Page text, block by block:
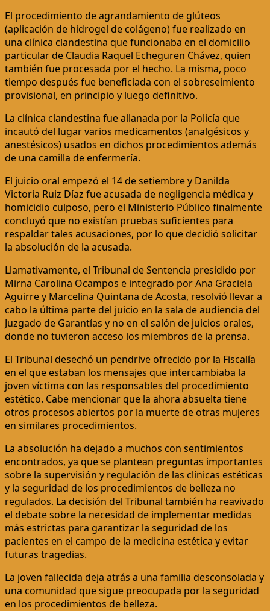
El procedimiento de agrandamiento de glúteos
(aplicación de hidrogel de colágeno) fue realizado en
una clínica clandestina que funcionaba en el domicilio
particular de Claudia Raquel Echeguren Chávez, quien
también fue procesada por el hecho. La misma, poco
tiempo después fue beneficiada con el sobreseimiento
provisional, en principio y luego definitivo.
La clínica clandestina fue allanada por la Policía que
incautó del lugar varios medicamentos (analgésicos y
anestésicos) usados en dichos procedimientos además
de una camilla de enfermería.
El juicio oral empezó el 14 de setiembre y Danilda
Victoria Ruiz Díaz fue acusada de negligencia médica y
homicidio culposo, pero el Ministerio Público finalmente
concluyó que no existían pruebas suficientes para
respaldar tales acusaciones, por lo que decidió solicitar
la absolución de la acusada.
Llamativamente, el Tribunal de Sentencia presidido por
Mirna Carolina Ocampos e integrado por Ana Graciela
Aguirre y Marcelina Quintana de Acosta, resolvió llevar a
cabo la última parte del juicio en la sala de audiencia del
Juzgado de Garantías y no en el salón de juicios orales,
donde no tuvieron acceso los miembros de la prensa.
El Tribunal desechó un pendrive ofrecido por la Fiscalía
en el que estaban los mensajes que intercambiaba la
joven víctima con las responsables del procedimiento
estético. Cabe mencionar que la ahora absuelta tiene
otros procesos abiertos por la muerte de otras mujeres
en similares procedimientos.
La absolución ha dejado a muchos con sentimientos
encontrados, ya que se plantean preguntas importantes
sobre la supervisión y regulación de las clínicas estéticas
y la seguridad de los procedimientos de belleza no
regulados. La decisión del Tribunal también ha reavivado
el debate sobre la necesidad de implementar medidas
más estrictas para garantizar la seguridad de los
pacientes en el campo de la medicina estética y evitar
futuras tragedias.
La joven fallecida deja atrás a una familia desconsolada y
una comunidad que sigue preocupada por la seguridad
en los procedimientos de belleza.